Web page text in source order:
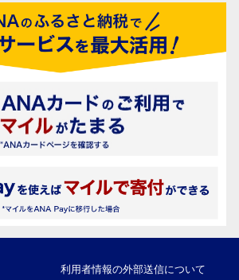
利用者情報の外部送信について